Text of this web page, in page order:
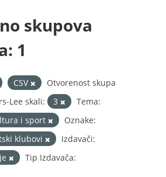
skupova
1
CSV
Otvorenost skupa
Lee skali:
3
Tema:
i sport
Oznake:
klubovi
Izdavači:
Tip Izdavača: